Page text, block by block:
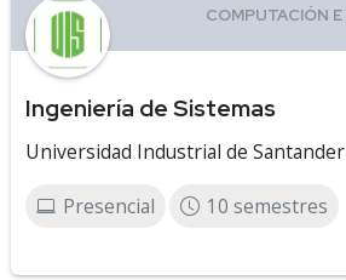
Ingeniería de Sistemas
Universidad Industrial de Santander
Presencial 10 semestres